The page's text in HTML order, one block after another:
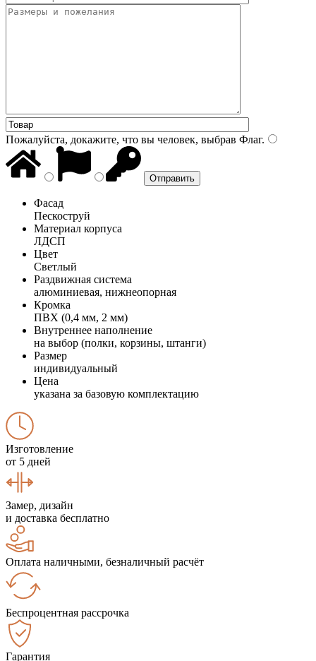
Пожалуйста, докажите, что вы человек, выбрав Флаг.
Фасад
Пескоструй
Материал корпуса
ЛДСП
Цвет
Светлый
Раздвижная система
алюминиевая, нижнеопорная
Кромка
ПВХ (0,4 мм, 2 мм)
Внутреннее наполнение
на выбор (полки, корзины, штанги)
Размер
индивидуальный
Цена
указана за базовую комплектацию
Изготовление
от 5 дней
Замер, дизайн
и доставка бесплатно
Оплата наличными, безналичный расчёт
Беспроцентная рассрочка
Гарантия